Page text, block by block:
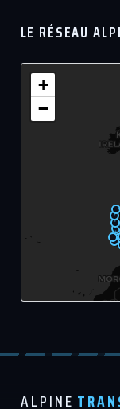
LE RÉSEAU
+
−
ALPINE